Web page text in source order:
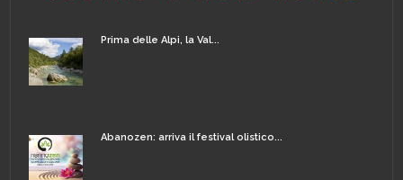
Prima delle Alpi, la Val...
Abanozen: arriva il festival olistico...